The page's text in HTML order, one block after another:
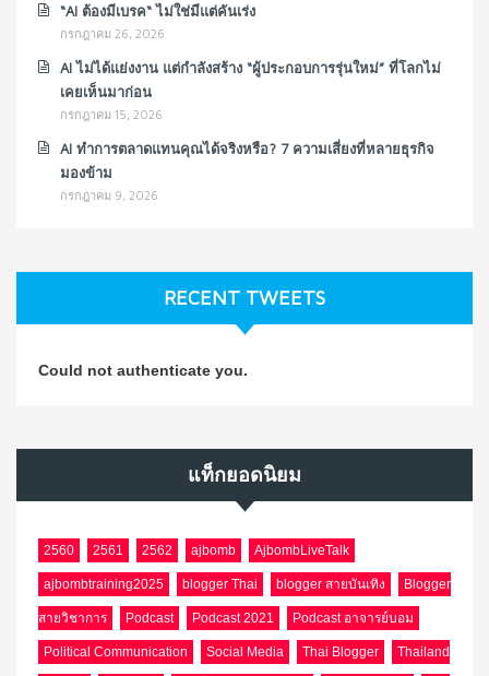
“AI ต้องมีเบรค“ ไม่ใช่มีแต่คันเร่ง
กรกฎาคม 26, 2026
AI ไม่ได้แย่งงาน แต่กำลังสร้าง “ผู้ประกอบการรุ่นใหม่” ที่โลกไม่
เคยเห็นมาก่อน
กรกฎาคม 15, 2026
AI ทำการตลาดแทนคุณได้จริงหรือ? 7 ความเสี่ยงที่หลายธุรกิจ
มองข้าม
กรกฎาคม 9, 2026
RECENT TWEETS
Could not authenticate you.
แท็กยอดนิยม
2560 2561 2562 ajbomb AjbombLiveTalk
ajbombtraining2025 blogger Thai blogger สายบันเทิง Blogger
สายวิชาการ Podcast Podcast 2021 Podcast อาจารย์บอม
Political Communication Social Media Thai Blogger Thailand